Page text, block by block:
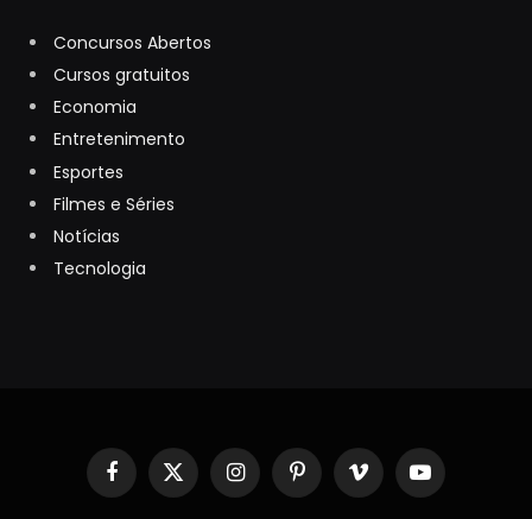
Concursos Abertos
Cursos gratuitos
Economia
Entretenimento
Esportes
Filmes e Séries
Notícias
Tecnologia
Facebook
X
(Twitter)
InstagramPinterestVimeo YouTube